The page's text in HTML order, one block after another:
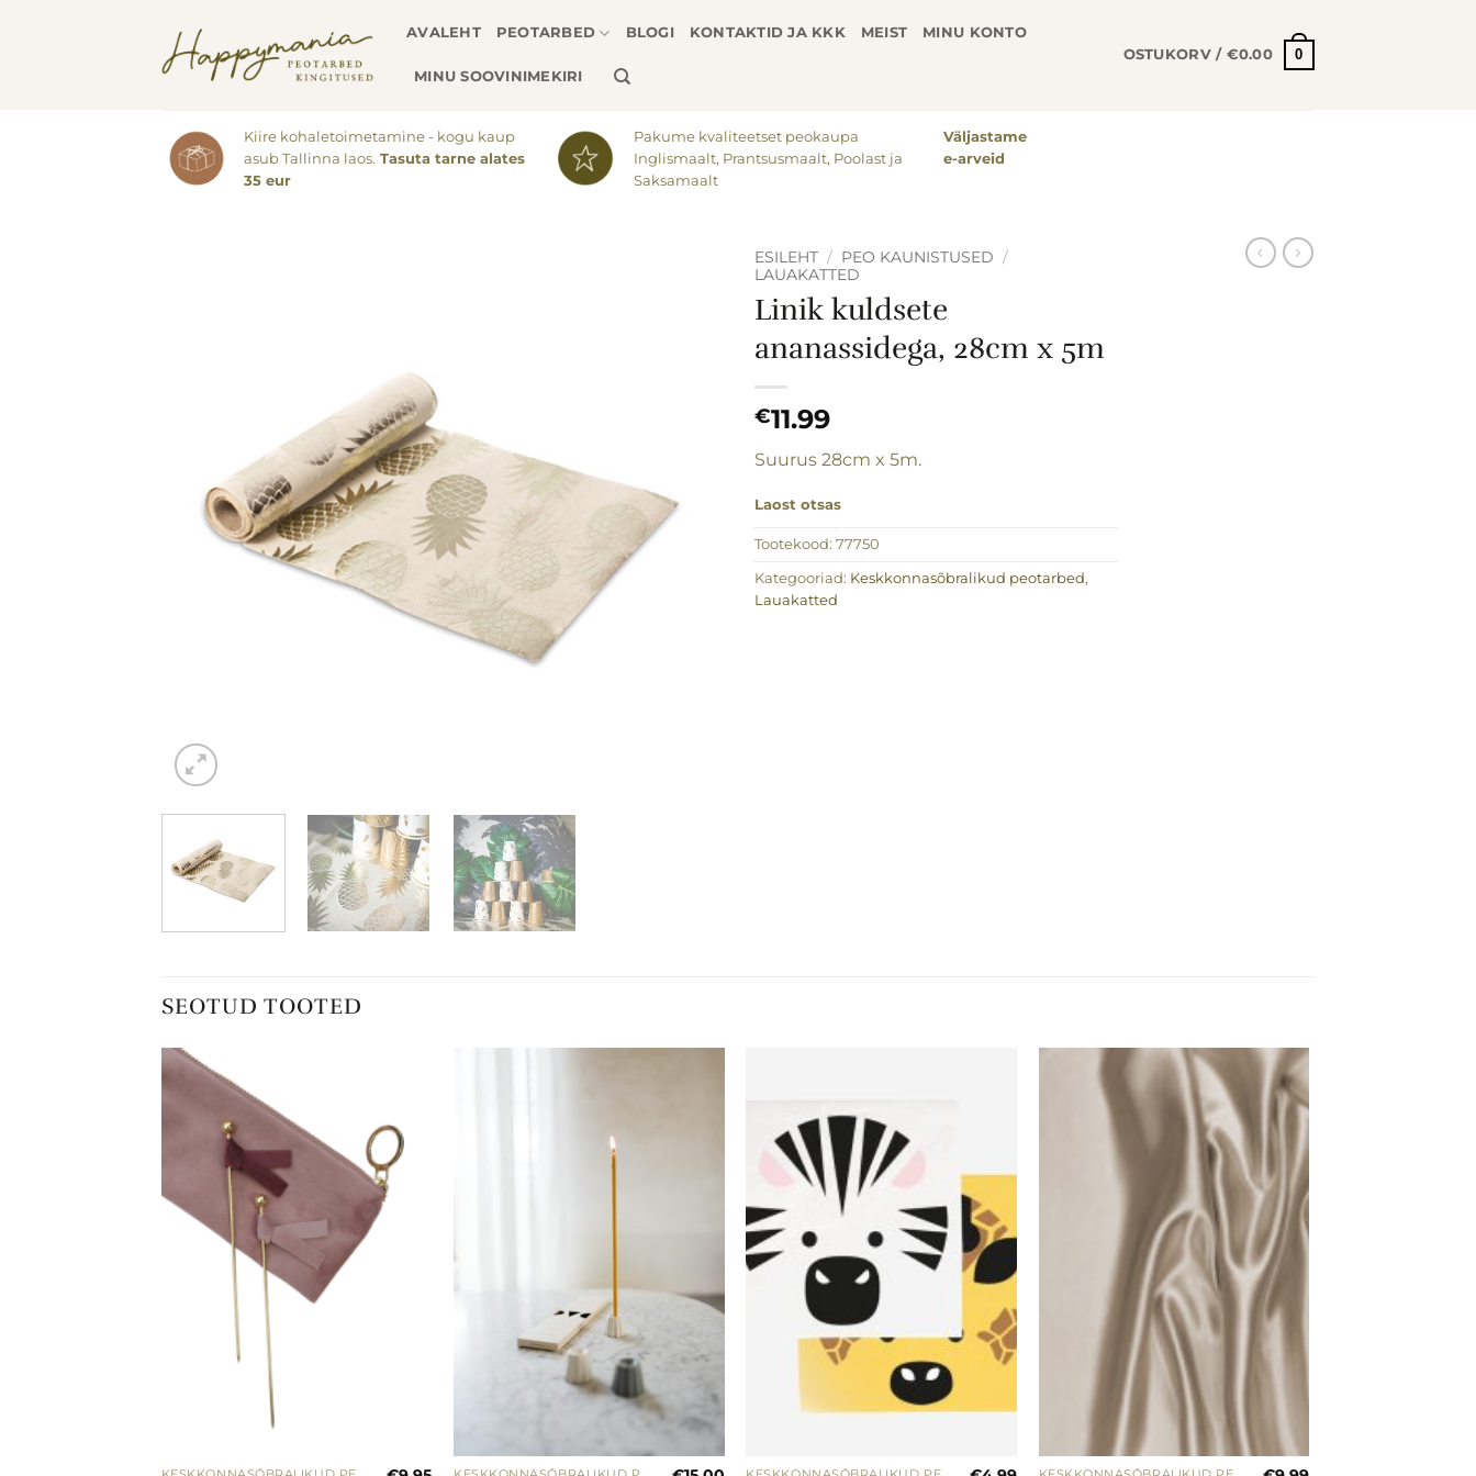
AVALEHT PEOTARBED BLOGI KONTAKTID JA KKK MEIST MINU KONTO
MINU SOOVINIMEKIRI
OSTUKORV / €0.00 0
Kiire kohaletoimetamine - kogu kaup
asub Tallinna laos. Tasuta tarne alates
35 eur
Pakume kvaliteetset peokaupa
Inglismaalt, Prantsusmaalt, Poolast ja
Saksamaalt
Väljastame
e-arveid
ESILEHT / PEO KAUNISTUSED /
LAUAKATTED
Linik kuldsete
ananassidega, 28cm x 5m
€11.99
Suurus 28cm x 5m.
Laost otsas
Tootekood: 77750
Kategooriad: Keskkonnasõbralikud peotarbed,
Lauakatted
SEOTUD TOOTED